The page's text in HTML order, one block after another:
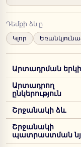
Դեմքի ձևը
Կլոր
Արտադրման
Արտադրող
ընկերություն
Շրջանակի ձև
Շրջանակի
պատրաստման